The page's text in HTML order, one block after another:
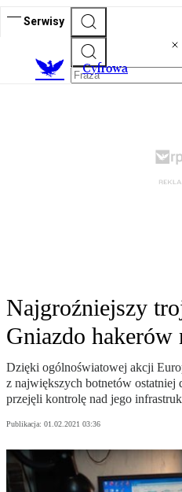
Serwisy
Cyfrowa
Najgroźniejszy
Gniazdo hakerów
Dzięki ogólnoświatowej akcji
z największych botnetów ostatniej
przejęli kontrolę nad jego
Publikacja: 01.02.2021 03:36